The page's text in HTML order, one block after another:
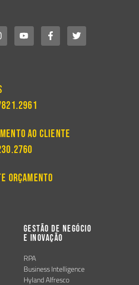
ao Cliente
Orçamento
Gestão de Negócio
e Inovação
RPA
Business Intelligence
Hyland Alfresco